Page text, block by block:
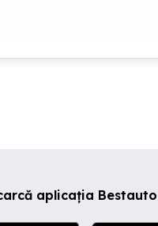
aplicația Bestauto